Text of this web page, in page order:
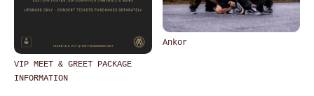
VIP MEET & GREET PACKAGE
INFORMATION
Ankor